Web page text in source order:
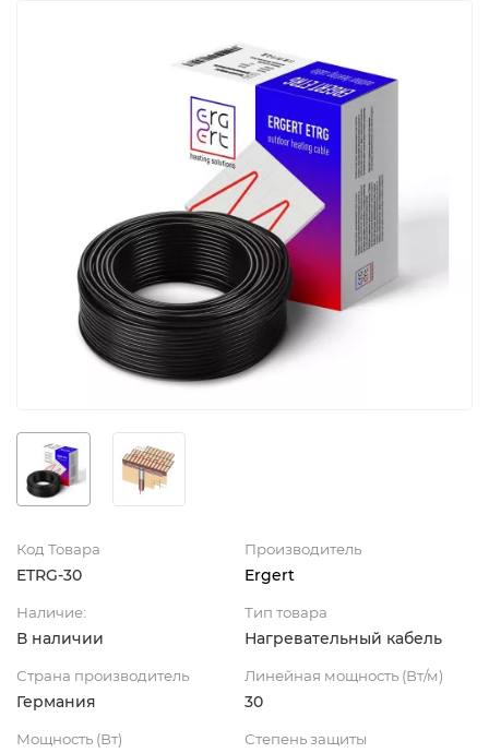
Код Товара
ETRG-30
Производитель
Ergert
Наличие:
В наличии
Тип товара
Нагревательный кабель
Страна производитель
Германия
Линейная мощность (Вт/м)
30
Мощность (Вт) Степень защиты